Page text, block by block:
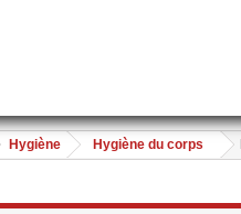
Hygiène Hygiène du corps